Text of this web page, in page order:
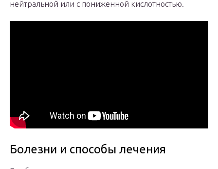
нейтральной или с пониженной кислотностью.
Болезни и способы лечения